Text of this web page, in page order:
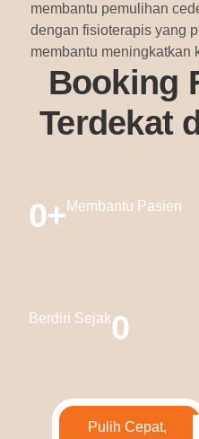
membantu pemulihan
dengan fisioterapis yang
membantu meningkatkan
Booking
Terdekat
0+ Membantu Pasien
Berdiri Sejak0
Pulih Cepat,